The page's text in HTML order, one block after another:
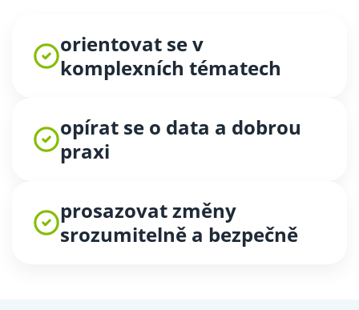
orientovat se v
komplexních tématech
opírat se o data a dobrou
praxi
prosazovat změny
srozumitelně a bezpečně